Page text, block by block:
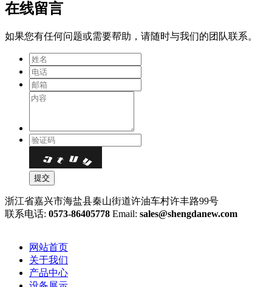
在线留言
如果您有任何问题或需要帮助，请随时与我们的团队联系。
浙江省嘉兴市海盐县秦山街道许油车村许丰路99号
联系电话: 0573-86405778 Email: sales@shengdanew.com
网站首页
关于我们
产品中心